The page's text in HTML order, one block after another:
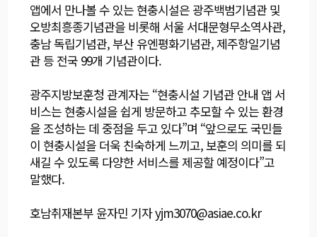
앱에서 만나볼 수 있는 현충시설은 광주백범기념관 및
오방최흥종기념관을 비롯해 서울 서대문형무소역사관,
충남 독립기념관, 부산 유엔평화기념관, 제주항일기념
관 등 전국 99개 기념관이다.
광주지방보훈청 관계자는 “현충시설 기념관 안내 앱 서
비스는 현충시설을 쉽게 방문하고 추모할 수 있는 환경
을 조성하는 데 중점을 두고 있다”며 “앞으로도 국민들
이 현충시설을 더욱 친숙하게 느끼고, 보훈의 의미를 되
새길 수 있도록 다양한 서비스를 제공할 예정이다”고
말했다.
호남취재본부 윤자민 기자 yjm3070@asiae.co.kr